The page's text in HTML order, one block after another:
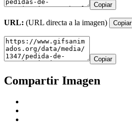
Copiar
URL: (URL directa a la imagen) Copiar
Copiar
Compartir Imagen